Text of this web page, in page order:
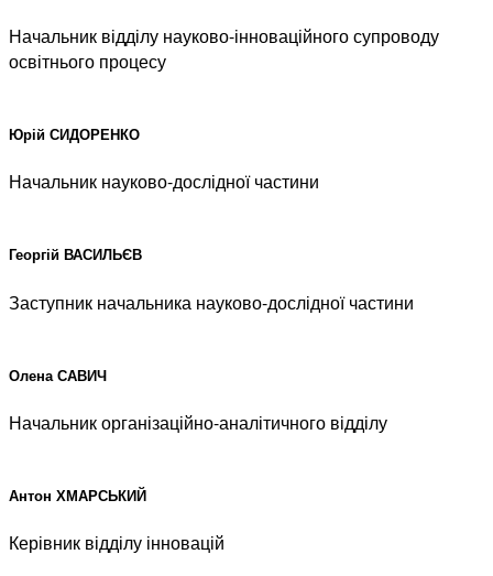
Начальник відділу науково-інноваційного супроводу
освітнього процесу
Юрій СИДОРЕНКО
Начальник науково-дослідної частини
Георгій ВАСИЛЬЄВ
Заступник начальника науково-дослідної частини
Олена САВИЧ
Начальник організаційно-аналітичного відділу
Антон ХМАРСЬКИЙ
Керівник відділу інновацій